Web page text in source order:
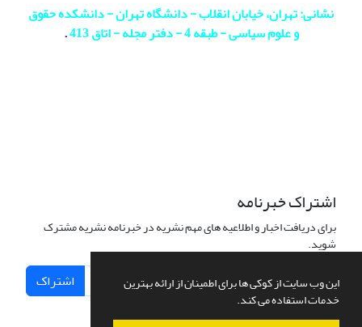
این وب سایت از کوکی ها برای اطمینان از ارائه بهترین
خدمات استفاده می کند.
نشانی: تهران، خیابان انقلاب - دانشگاه تهران - دانشکده حقوق
و علوم سیاسی - طبقه 4 - دفتر مجله - اتاق 413
.
اشتراک خبرنامه
برای دریافت اخبار و اطلاعیه های مهم نشریه در خبرنامه نشریه مشترک
شوید.
اشتراک